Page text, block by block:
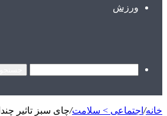
ورزش
خانه/ اجتماعی > سلامت/چای سبز تاثیر